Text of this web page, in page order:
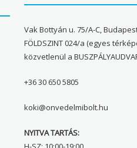
Vak Bottyán u. 75/A-C,
FÖLDSZINT 024/a (egyes
közvetlenül a
+36 30 650 5805
koki@onvedelmibolt.hu
NYITVA TARTÁS: